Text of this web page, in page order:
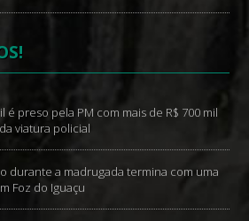
é preso pela PM com mais de R$ 700 mil
viatura policial
durante a madrugada termina com uma
Foz do Iguaçu